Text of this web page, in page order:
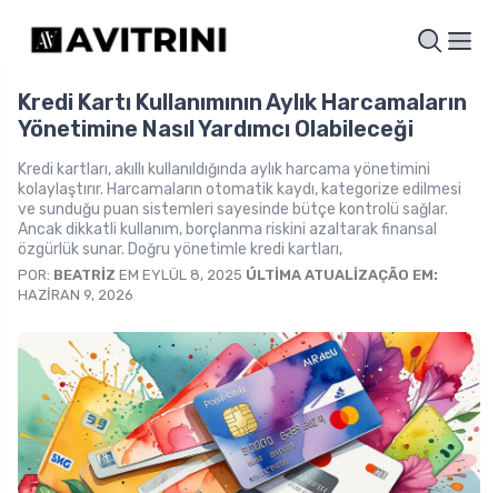
Kredi Kartı Kullanımının Aylık Harcamaların
Yönetimine Nasıl Yardımcı Olabileceği
Kredi kartları, akıllı kullanıldığında aylık harcama yönetimini
kolaylaştırır. Harcamaların otomatik kaydı, kategorize edilmesi
ve sunduğu puan sistemleri sayesinde bütçe kontrolü sağlar.
Ancak dikkatli kullanım, borçlanma riskini azaltarak finansal
özgürlük sunar. Doğru yönetimle kredi kartları,
POR: BEATRIZ EM EYLÜL 8, 2025 ÚLTIMA ATUALIZAÇÃO EM:
HAZIRAN 9, 2026